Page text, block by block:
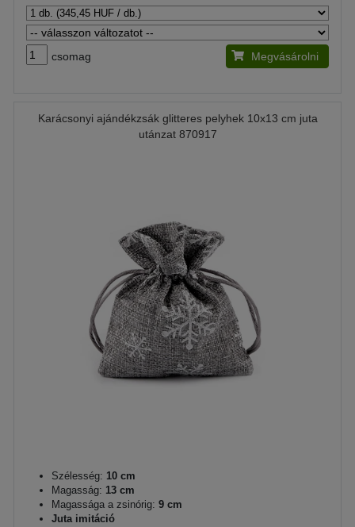
csomag Megvásárolni
Karácsonyi ajándékzsák glitteres pelyhek 10x13 cm juta
utánzat 870917
Szélesség: 10 cm
Magasság: 13 cm
Magassága a zsinórig: 9 cm
Juta imitáció